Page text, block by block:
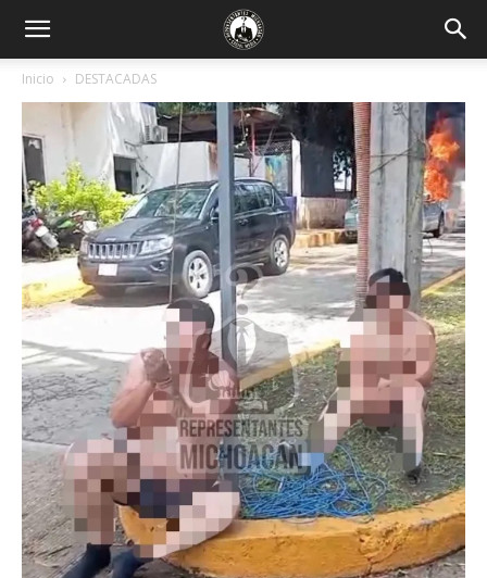
Inicio DESTACADAS